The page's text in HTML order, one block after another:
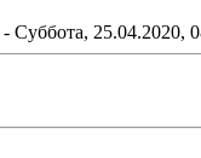
- Суббота, 25.04.2020,